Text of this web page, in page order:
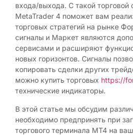
входа/выхода. С такой
MetaTrader 4 поможет вам
торговых стратегий на рынке
сигналы и Маркет являются
сервисами и расширяют
новых горизонтов. Сигналы
копировать сделки других
можно купить торговых https://
технические индикаторы.
В этой статье мы обсудим
необходимо предпринять при
торгового терминала MT4 на